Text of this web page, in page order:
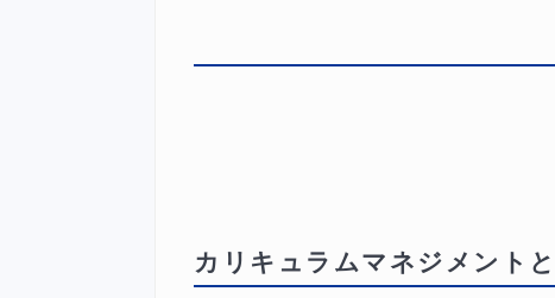
カリキュラムマネジメント